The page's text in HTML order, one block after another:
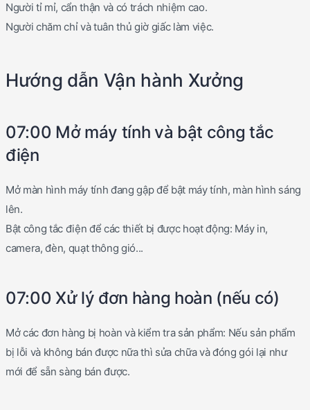
Người tỉ mỉ, cẩn thận và có trách nhiệm cao.
Người chăm chỉ và tuân thủ giờ giấc làm việc.
Hướng dẫn Vận hành Xưởng
07:00 Mở máy tính và bật công tắc
điện
Mở màn hình máy tính đang gập để bật máy tính, màn hình sáng
lên.
Bật công tắc điện để các thiết bị được hoạt động: Máy in,
camera, đèn, quạt thông gió...
07:00 Xử lý đơn hàng hoàn (nếu có)
Mở các đơn hàng bị hoàn và kiểm tra sản phẩm: Nếu sản phẩm
bị lỗi và không bán được nữa thì sửa chữa và đóng gói lại như
mới để sẵn sàng bán được.